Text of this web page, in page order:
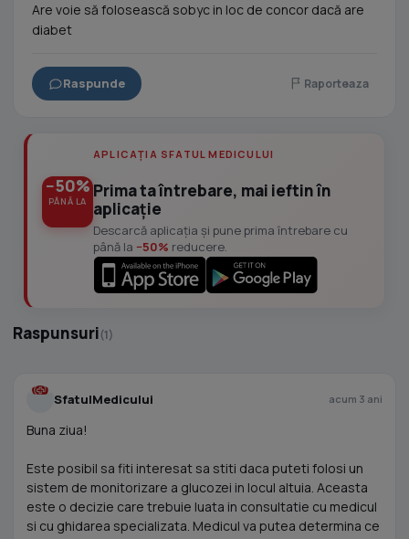
Are voie să folosească sobyc in loc de concor dacă are
diabet
Raspunde Raporteaza
−50%
PÂNĂ LA
APLICAȚIA SFATUL MEDICULUI
Prima ta întrebare, mai ieftin în
aplicație
Descarcă aplicația și pune prima întrebare cu
până la −50% reducere.
Raspunsuri(1)
SfatulMedicului acum 3 ani
Buna ziua!
Este posibil sa fiti interesat sa stiti daca puteti folosi un
sistem de monitorizare a glucozei in locul altuia. Aceasta
este o decizie care trebuie luata in consultatie cu medicul
si cu ghidarea specializata. Medicul va putea determina ce